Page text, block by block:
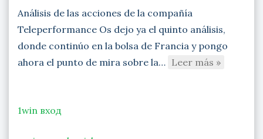
Análisis de las acciones de la compañía
Teleperformance Os dejo ya el quinto análisis,
donde continúo en la bolsa de Francia y pongo
ahora el punto de mira sobre la… Leer más »
1win вход